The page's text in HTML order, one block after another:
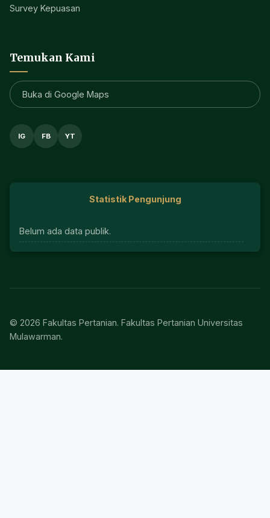
Survey Kepuasan
Temukan Kami
Buka di Google Maps
IG FB YT
Statistik Pengunjung
Belum ada data publik.
© 2026 Fakultas Pertanian. Fakultas Pertanian Universitas
Mulawarman.